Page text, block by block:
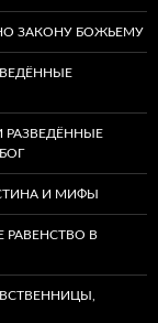
ЗАКОНУ БОЖЬЕМУ
И МИФЫ
РАВЕНСТВО В